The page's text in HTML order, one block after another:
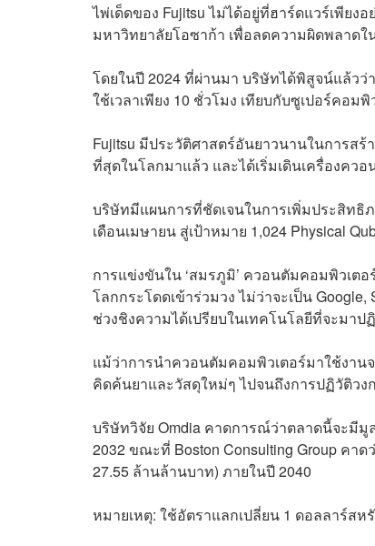
ไพ่เด็ดของ Fujitsu ไม่ได้อยู่ที่ฮาร์ดแวร์เพียง
มหาวิทยาลัยโอซาก้า เพื่อลดความผิดพลาด
โดยในปี 2024 ที่ผ่านมา บริษัทได้พิสูจน์แล้
ใช้เวลาเพียง 10 ชั่วโมง เทียบกับซูเปอร์คอม
Fujitsu มีประวัติศาสตร์อันยาวนานในการสร้
ที่สุดในโลกมาแล้ว และได้เริ่มเดินเครื่องคว
บริษัทมีแผนการที่ชัดเจนในการเพิ่มประสิทธิ
เดือนเมษายน สู่เป้าหมาย 1,024 Physical
การแข่งขันใน ‘สมรภูมิ’ ควอนตัมคอมพิวเต
โลกกระโดดเข้าร่วมวง ไม่ว่าจะเป็น
ช่วงชิงความได้เปรียบในเทคโนโลยีที่จะมา
แม้ว่าการนำควอนตัมคอมพิวเตอร์มาใช้งาน
คิดค้นยาและวัสดุใหม่ๆ ไปจนถึงการปฏิวัติวง
บริษัทวิจัย Omdia คาดการณ์ว่าตลาดนี้จะมี
2032 ขณะที่ Boston Consulting Group คา
27.55 ล้านล้านบาท) ภายในปี 2040
หมายเหตุ: ใช้อัตราแลกเปลี่ยน 1 ดอลลาร์ส